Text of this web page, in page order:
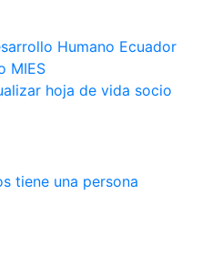
Humano Ecuador
MIES
hoja de vida socio
tiene una persona